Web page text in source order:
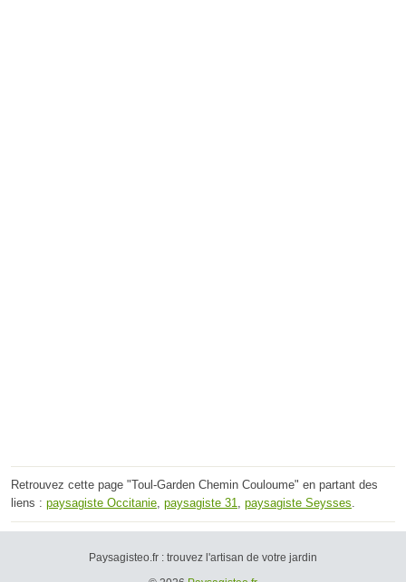
Retrouvez cette page "Toul-Garden Chemin Couloume" en partant des
liens : paysagiste Occitanie paysagiste 31 paysagiste Seysses
Paysagisteo.fr : trouvez l'artisan de votre jardin